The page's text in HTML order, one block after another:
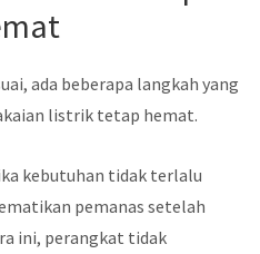
ada beberapa langkah yang
listrik tetap hemat.
kebutuhan tidak terlalu
pemanas setelah
ini, perangkat tidak